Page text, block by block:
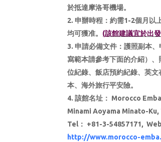
於抵達摩洛哥機場。
申辦時程：約需1-2個月以
均可獲准。 (該館建議宜於出
申請必備文件：護照副本
寫範本請參考下面的介紹）
位紀錄、飯店預約紀錄、英
本、海外旅行平安險。
該館名址： Morocco
Minami Aoyama Minato-
Tel： +81-3-54857171,
http://www.morocco-